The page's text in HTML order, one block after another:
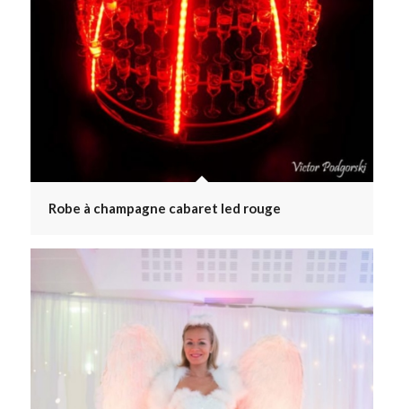
Robe à champagne cabaret led rouge